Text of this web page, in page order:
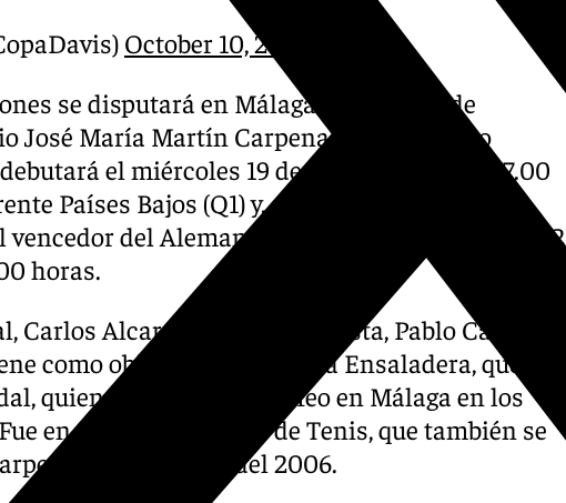
October 10, 2024
se disputará en Málaga del 19 al 24 de
José María Martín Carpena por tercer año
el miércoles 19 de Noviembre a las 17.00
Países Bajos (Q1) y, si gana, disputara la
vencedor del Alemania-Canadá (Q2), el viernes 22
horas.
Carlos Alcaraz, Roberto Bautista, Pablo Carreño
como objetivo conseguir la Ensaladera, que
quien ya levantó un trofeo en Málaga en los
en el Málaga Master de Tenis, que también se
en diciembre del 2006.